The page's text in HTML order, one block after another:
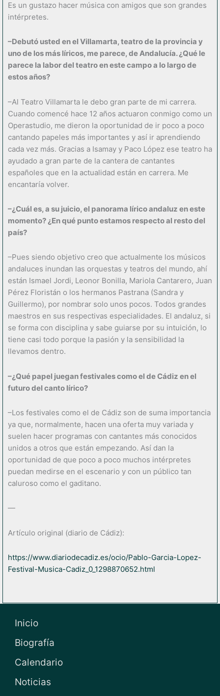
Es un gustazo hacer música con amigos que son grandes
intérpretes.
–Debutó usted en el Villamarta, teatro de la provincia y
uno de los más líricos, me parece, de Andalucía. ¿Qué le
parece la labor del teatro en este campo a lo largo de
estos años?
–Al Teatro Villamarta le debo gran parte de mi carrera.
Cuando comencé hace 12 años actuaron conmigo como un
Operastudio, me dieron la oportunidad de ir poco a poco
cantando papeles más importantes y así ir aprendiendo
cada vez más. Gracias a Isamay y Paco López ese teatro ha
ayudado a gran parte de la cantera de cantantes
españoles que en la actualidad están en carrera. Me
encantaría volver.
–¿Cuál es, a su juicio, el panorama lírico andaluz en este
momento? ¿En qué punto estamos respecto al resto del
país?
–Pues siendo objetivo creo que actualmente los músicos
andaluces inundan las orquestas y teatros del mundo, ahí
están Ismael Jordi, Leonor Bonilla, Mariola Cantarero, Juan
Pérez Floristán o los hermanos Pastrana (Sandra y
Guillermo), por nombrar solo unos pocos. Todos grandes
maestros en sus respectivas especialidades. El andaluz, si
se forma con disciplina y sabe guiarse por su intuición, lo
tiene casi todo porque la pasión y la sensibilidad la
llevamos dentro.
–¿Qué papel juegan festivales como el de Cádiz en el
futuro del canto lírico?
–Los festivales como el de Cádiz son de suma importancia
ya que, normalmente, hacen una oferta muy variada y
suelen hacer programas con cantantes más conocidos
unidos a otros que están empezando. Así dan la
oportunidad de que poco a poco muchos intérpretes
puedan medirse en el escenario y con un público tan
caluroso como el gaditano.
—
Artículo original (diario de Cádiz):
https://www.diariodecadiz.es/ocio/Pablo-Garcia-Lopez-
Festival-Musica-Cadiz_0_1298870652.html
Inicio
Biografía
Calendario
Noticias